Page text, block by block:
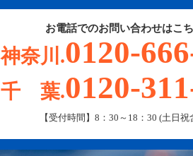
お電話でのお問い合わせはこ
神奈川.0120-
千 葉.0120-
【受付時間】8：30～18：30 (土日祝